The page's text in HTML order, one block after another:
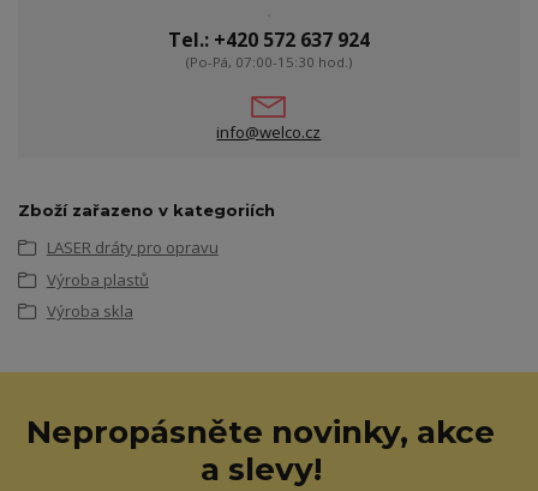
Tel.: +420 572 637 924
(Po-Pá, 07:00-15:30 hod.)
info@welco.cz
Zboží zařazeno v kategoriích
LASER dráty pro opravu
Výroba plastů
Výroba skla
Nepropásněte novinky, akce
a slevy!